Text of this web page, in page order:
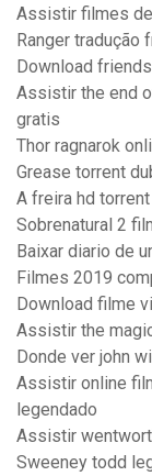
Assistir filmes
Ranger tradução
Download
Assistir the end
gratis
Thor ragnarok
Grease torrent
A freira hd torrent
Sobrenatural 2
Baixar diario de
Filmes 2019
Download filme
Assistir the
Donde ver john
Assistir online
legendado
Assistir
Sweeney todd